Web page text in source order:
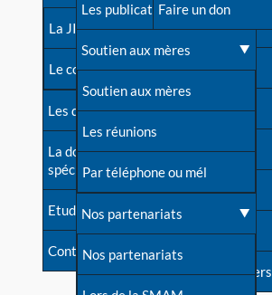
Les débuts
Une difficulté d'allaitement ?
Cas particuliers
Mythes et vérités
Devenir animatrice ?
Une question sur le site
La JIA
Le congrès
Les dossiers de l'allaitement
La documentation
spécialisée
Etudes récentes
Contact
Répertoire de tous les
contacts
Contact presse
Dossier de presse
Soutenir LLL
Livre d'or
Forum
S'inscrire à nos newsletters
Les publications
Soutien aux mères
Soutien aux mères
Les réunions
Par téléphone ou mél
Nos partenariats
Nos partenariats
Faire un don